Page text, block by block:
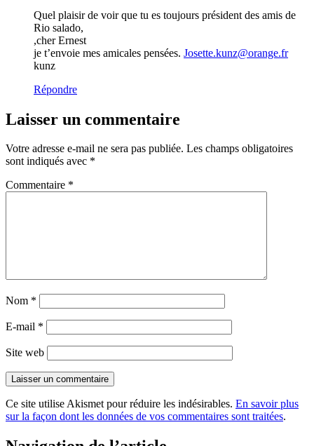
Quel plaisir de voir que tu es toujours président des amis de
Rio salado,
,cher Ernest
je t’envoie mes amicales pensées. Josette.kunz@orange.fr
kunz
Répondre
Laisser un commentaire
Votre adresse e-mail ne sera pas publiée. Les champs obligatoires
sont indiqués avec *
Commentaire *
Nom *
E-mail *
Site web
Ce site utilise Akismet pour réduire les indésirables. En savoir plus
sur la façon dont les données de vos commentaires sont traitées.